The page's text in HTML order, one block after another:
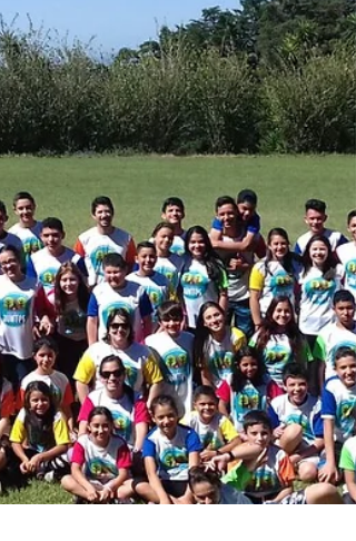
que es la condición con la que vivo, pero para
nosotros, es sumamente importante hablar...